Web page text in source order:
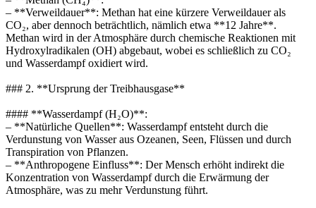
– **Verweildauer**: Methan hat eine kürzere Verweildauer als
CO₂, aber dennoch beträchtlich, nämlich etwa **12 Jahre**.
Methan wird in der Atmosphäre durch chemische Reaktionen mit
Hydroxylradikalen (OH) abgebaut, wobei es schließlich zu CO₂
und Wasserdampf oxidiert wird.
### 2. **Ursprung der Treibhausgase**
#### **Wasserdampf (H₂O)**:
– **Natürliche Quellen**: Wasserdampf entsteht durch die
Verdunstung von Wasser aus Ozeanen, Seen, Flüssen und durch
Transpiration von Pflanzen.
– **Anthropogene Einfluss**: Der Mensch erhöht indirekt die
Konzentration von Wasserdampf durch die Erwärmung der
Atmosphäre, was zu mehr Verdunstung führt.